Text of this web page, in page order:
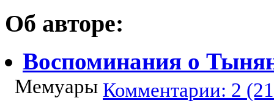
Об авторе:
Воспоминания о
Мемуары Комментарии: 2